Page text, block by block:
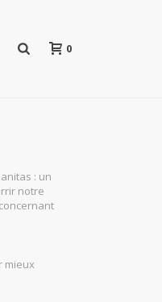
0
: un
notre
mieux